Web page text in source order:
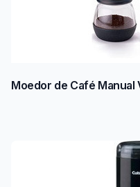
Moedor de Café